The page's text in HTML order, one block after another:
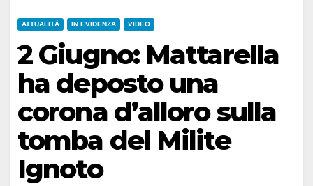
ATTUALITÀ IN EVIDENZA VIDEO
2 Giugno: Mattarella
ha deposto una
corona d’alloro sulla
tomba del Milite
Ignoto